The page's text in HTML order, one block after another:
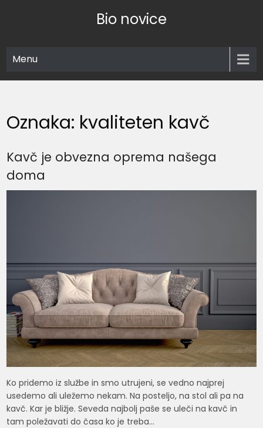
Bio novice
Menu
Oznaka: kvaliteten kavč
Kavč je obvezna oprema našega
doma
Ko pridemo iz službe in smo utrujeni, se vedno najprej
usedemo ali uležemo nekam. Na posteljo, na stol ali pa na
kavč. Kar je bližje. Seveda najbolj paše se uleči na kavč in
tam poležavati do časa ko je treba…